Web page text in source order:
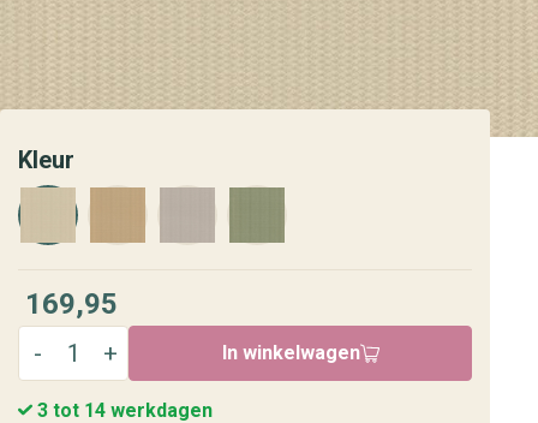
Kleur
169,95
In winkelwagen
3 tot 14 werkdagen